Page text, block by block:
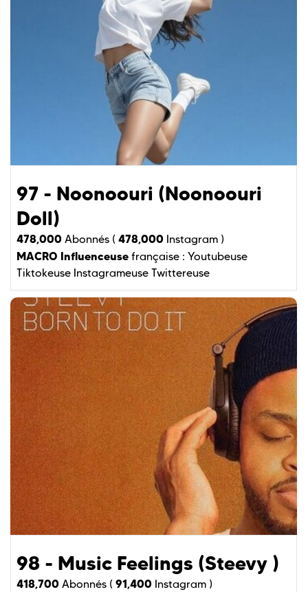
97 - Noonoouri (Noonoouri
Doll)
478,000 Abonnés ( 478,000 Instagram )
MACRO Influenceuse française : Youtubeuse
Tiktokeuse Instagrameuse Twittereuse
98 - Music Feelings (Steevy )
418,700 Abonnés ( 91,400 Instagram )